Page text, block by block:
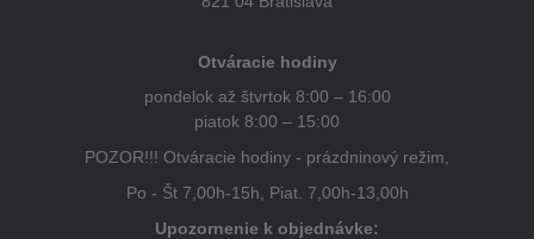
Otváracie hodiny
pondelok až štvrtok 8:00 – 16:00
piatok 8:00 – 15:00
POZOR!!! Otváracie hodiny - prázdninový režim,
Po - Št 7,00h-15h, Piat. 7,00h-13,00h
Upozornenie k objednávke: